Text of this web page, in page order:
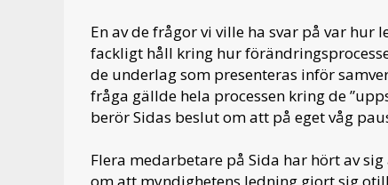
En av de frågor vi ville ha svar på var
fackligt håll kring hur
de underlag som presenteras inför
fråga gällde hela processen kring de
berör Sidas beslut om att på eget våg
Flera medarbetare på Sida har hört av
om att myndighetens ledning gjort sig